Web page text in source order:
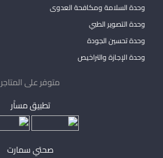
وحدة السلامة ومكافحة العدوى
وحدة التصوير الطبي
وحدة تحسين الجودة
وحدة الإجازة والتراخيص
متوفر على المتاجر
تطبيق مساْر
صحتي سمارت